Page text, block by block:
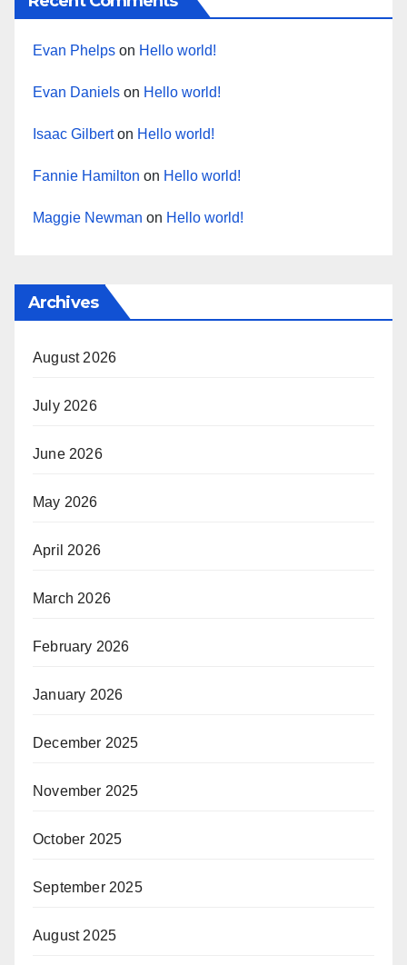
Evan Phelps on Hello world!
Evan Daniels on Hello world!
Isaac Gilberton Hello world!
Fannie Hamilton on Hello world!
Maggie Newman on Hello world!
Archives
August 2026
July 2026
June 2026
May 2026
April 2026
March 2026
February 2026
January 2026
December 2025
November 2025
October 2025
September 2025
August 2025